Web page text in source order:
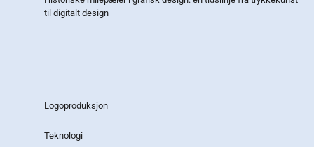
til digitalt design
Logoproduksjon
Teknologi